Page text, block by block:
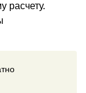
расчету.